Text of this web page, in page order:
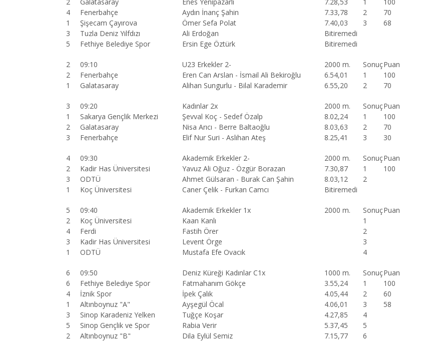
4
Fenerbahçe Aydın İnanç Şahin 7.33,78 2
70
1
Şişecam Çayırova Ömer Sefa Polat 7.40,03 3
68
3
Tuzla Deniz Yılfdızı Ali Erdoğan
Bitiremedi
5
Fethiye Belediye Spor Ersin Ege Öztürk Bitiremedi
2 09:10 U23 Erkekler 2- 2000 m. SonuçPuan
2
Fenerbahçe Eren Can Arslan - İsmail Ali Bekiroğlu 6.54,01 1
100
1
Galatasaray Alihan Sungurlu - Bilal Karademir 6.55,20 2 70
3 09:20 Kadınlar 2x 2000 m. SonuçPuan
1
Sakarya Gençlik Merkezi Şevval Koç - Sedef Özalp 8.02,24 1
100
2
Galatasaray Nisa Arıcı - Berre Baltaoğlu 8.03,63 2
70
3
Fenerbahçe Elif Nur Suri - Aslıhan Ateş 8.25,41 3 30
4 09:30 Akademik Erkekler 2- 2000 m. SonuçPuan
2
Kadir Has Üniversitesi Yavuz Ali Oğuz - Özgür Borazan 7.30,87 1
100
3
ODTÜ Ahmet Gülsaran - Burak Can Şahin 8.03,12
2
1
Koç Üniversitesi Caner Çelik - Furkan Camcı Bitiremedi
5 09:40 Akademik Erkekler 1x 2000 m. SonuçPuan
2
Koç Üniversitesi Kaan Kanlı
1
4
Ferdi Fastih Örer
2
3
Kadir Has Üniversitesi Levent Örge
3
1
ODTÜ Mustafa Efe Ovacık 4
6 09:50 Deniz Küreği Kadınlar C1x 1000 m. SonuçPuan
6
Fethiye Belediye Spor Fatmahanım Gökçe 3.55,24 1
100
4
İznik Spor İpek Çalık 4.05,44 2
60
1
Altınboynuz "A" Ayşegül Öcal 4.06,01 3
58
3
Sinop Karadeniz Yelken Tuğçe Koşar 4.27,85
4
5
Sinop Gençlik ve Spor Rabia Verir 5.37,45
5
2
Altınboynuz "B" Dila Eylül Semiz 7.15,77 6